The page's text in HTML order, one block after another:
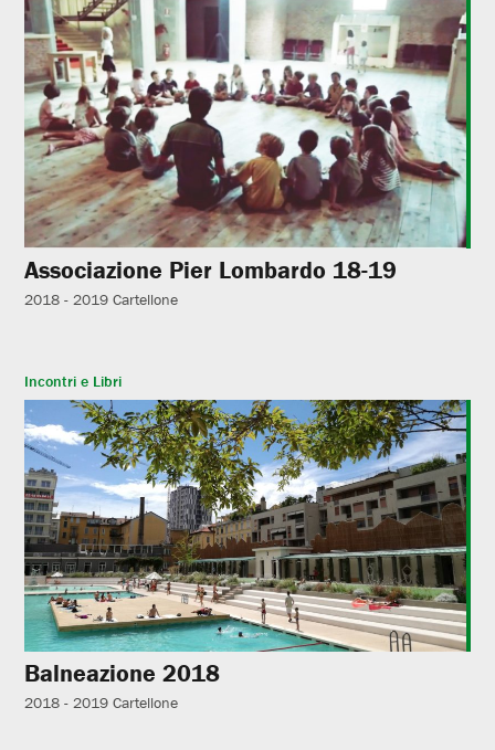
Associazione Pier Lombardo 18-19
2018 - 2019 Cartellone
Incontri e Libri
Balneazione 2018
2018 - 2019 Cartellone